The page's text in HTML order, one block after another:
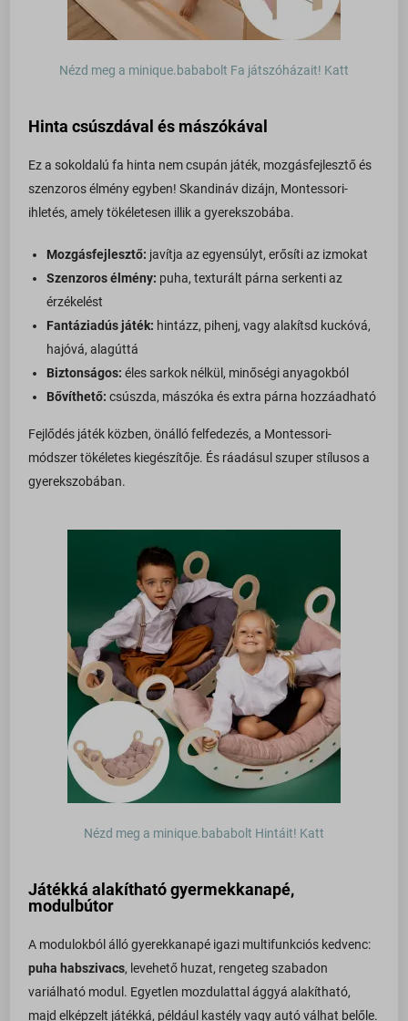
Nézd meg a minique.bababolt Fa játszóházait! Katt
Hinta csúszdával és mászókával
Ez a sokoldalú fa hinta nem csupán játék, mozgásfejlesztő és
szenzoros élmény egyben! Skandináv dizájn, Montessori-
ihletés, amely tökéletesen illik a gyerekszobába.
Mozgásfejlesztő: javítja az egyensúlyt, erősíti az izmokat
Szenzoros élmény: puha, texturált párna serkenti az
érzékelést
Fantáziadús játék: hintázz, pihenj, vagy alakítsd kuckóvá,
hajóvá, alagúttá
Biztonságos: éles sarkok nélkül, minőségi anyagokból
Bővíthető: csúszda, mászóka és extra párna hozzáadható
Fejlődés játék közben, önálló felfedezés, a Montessori-
módszer tökéletes kiegészítője. És ráadásul szuper stílusos a
gyerekszobában.
Nézd meg a minique.bababolt Hintáit! Katt
Játékká alakítható gyermekkanapé,
modulbútor
A modulokból álló gyerekkanapé igazi multifunkciós kedvenc:
puha habszivacs, levehető huzat, rengeteg szabadon
variálható modul. Egyetlen mozdulattal ággyá alakítható,
majd elképzelt játékká, például kastély vagy autó válhat belőle.
sbjs_first_add
sbjs_session
region1.google-analytics.com
www.google-analytics.com
ba_vid*
gridcookie
pys_woo_purchase_order_id_ga
wc_*
admin.fogyasztobarat.hu
bu.identixweb.com
bun.identixweb.com
cdn-asset.optimonk.com
filtering.adblock360.com
front.optimonk.com
jfapiprod.optimonk.com
onsite.optimonk.com
static.xx.fbcdn.net
web.facebook.com
www.google.at
www.google.co.uk
www.google.cz
www.google.si
www.gstatic.com